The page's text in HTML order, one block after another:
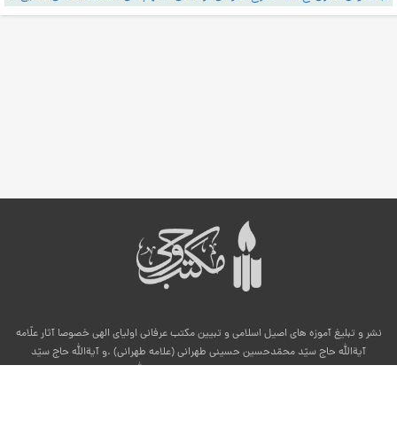
نشر و تبلیغ آموزه های اصیل اسلامی و تبیین مکتب عرفانی اولیای الهی خصوصا آثار علّامه
آیةالله حاج سیّد محمّدحسین حسینی طهرانی (علامه طهرانی) .و آیةالله حاج سیّد